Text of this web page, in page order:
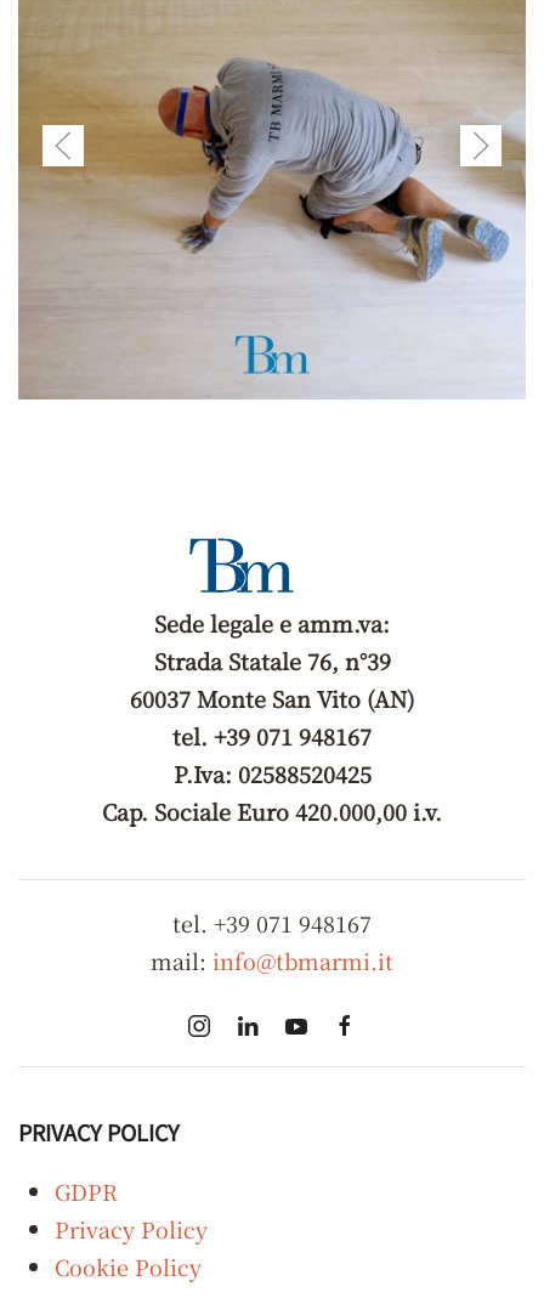
Sede legale e amm.va:
Strada Statale 76, n°39
60037 Monte San Vito (AN)
tel. +39 071 948167
P.Iva: 02588520425
Cap. Sociale Euro 420.000,00 i.v.
tel. +39 071 948167
mail: info@tbmarmi.it
PRIVACY POLICY
GDPR
Privacy Policy
Cookie Policy